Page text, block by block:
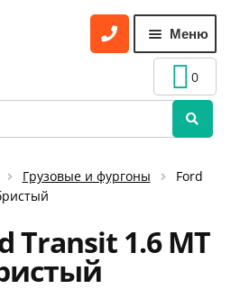
Меню
меню
0
Грузовые и фургоны
Ford
Тransit 1.6 МТ